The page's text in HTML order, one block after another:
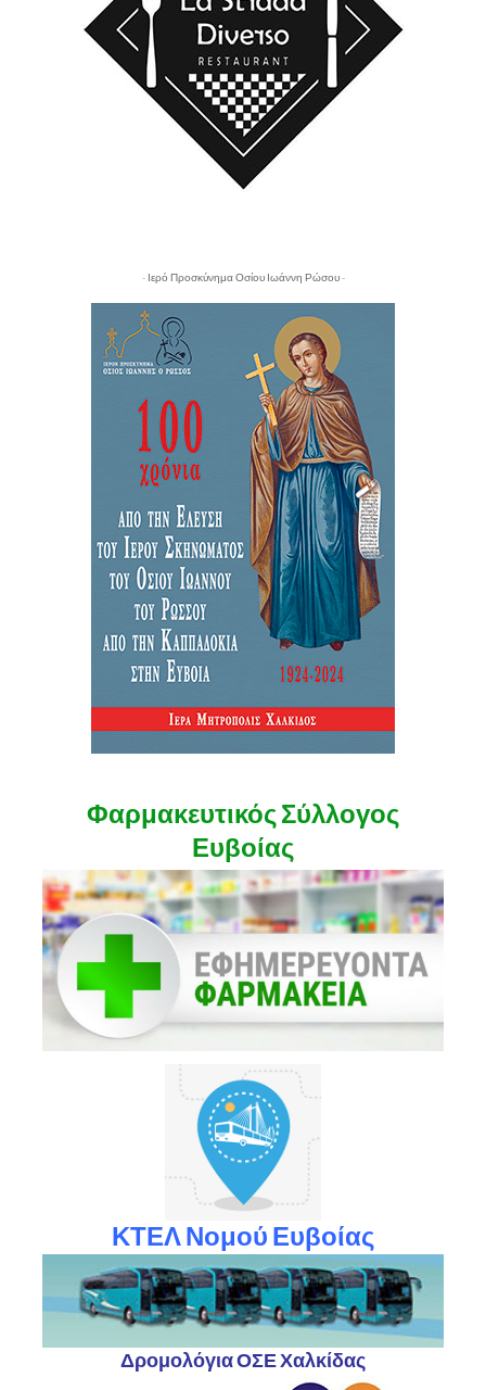
- Ιερό Προσκύνημα Οσίου Ιωάννη Ρώσου -
Φαρμακευτικός Σύλλογος
Ευβοίας
ΚΤΕΛ Νομού Ευβοίας
Δρομολόγια ΟΣΕ Χαλκίδας